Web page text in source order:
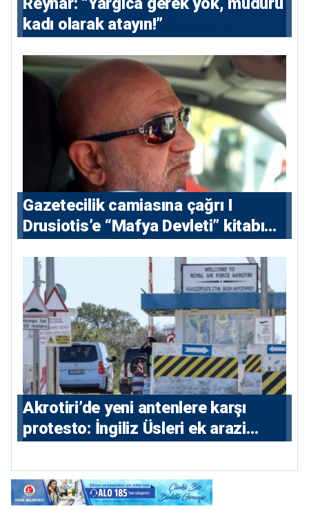
kadı olarak atayın!”
Gazetecilik camiasına çağrı I
⁠Drusiotis’e “Mafya Devleti” kitabı
⁠Akrotiri’de yeni antenlere karşı
protesto: İngiliz Üsleri ek arazi